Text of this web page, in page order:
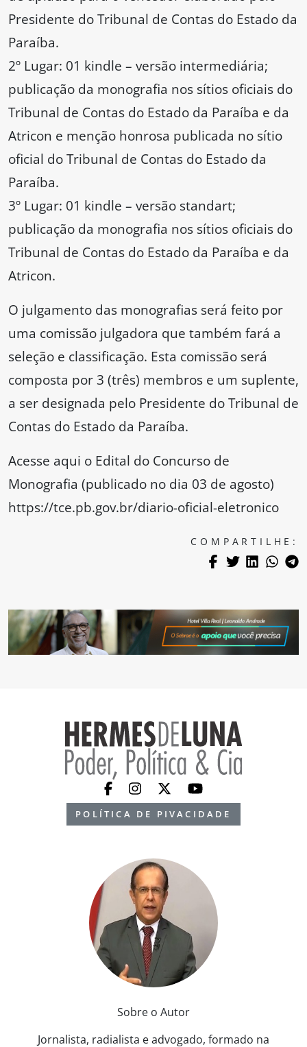
Presidente do Tribunal de Contas do Estado da
Paraíba.
2º Lugar: 01 kindle – versão intermediária;
publicação da monografia nos sítios oficiais do
Tribunal de Contas do Estado da Paraíba e da
Atricon e menção honrosa publicada no sítio
oficial do Tribunal de Contas do Estado da
Paraíba.
3º Lugar: 01 kindle – versão standart;
publicação da monografia nos sítios oficiais do
Tribunal de Contas do Estado da Paraíba e da
Atricon.
O julgamento das monografias será feito por
uma comissão julgadora que também fará a
seleção e classificação. Esta comissão será
composta por 3 (três) membros e um suplente,
a ser designada pelo Presidente do Tribunal de
Contas do Estado da Paraíba.
Acesse aqui o Edital do Concurso de
Monografia (publicado no dia 03 de agosto)
https://tce.pb.gov.br/diario-oficial-eletronico
COMPARTILHE:
POLÍTICA DE PIVACIDADE
Sobre o Autor
Jornalista, radialista e advogado, formado na